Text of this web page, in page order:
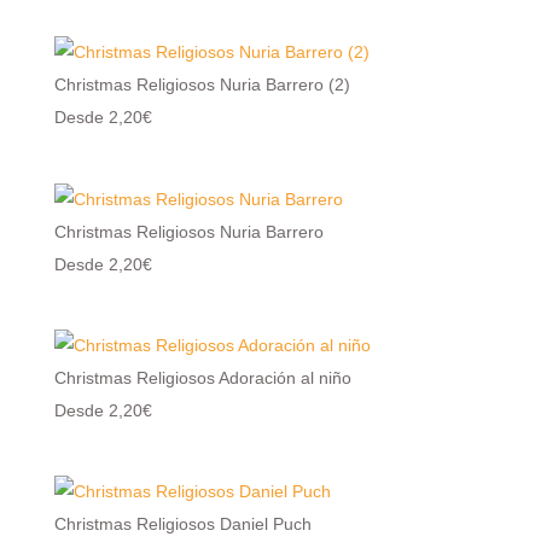
Christmas Religiosos Nuria Barrero (2)
Desde 2,20€
Christmas Religiosos Nuria Barrero
Desde 2,20€
Christmas Religiosos Adoración al niño
Desde 2,20€
Christmas Religiosos Daniel Puch